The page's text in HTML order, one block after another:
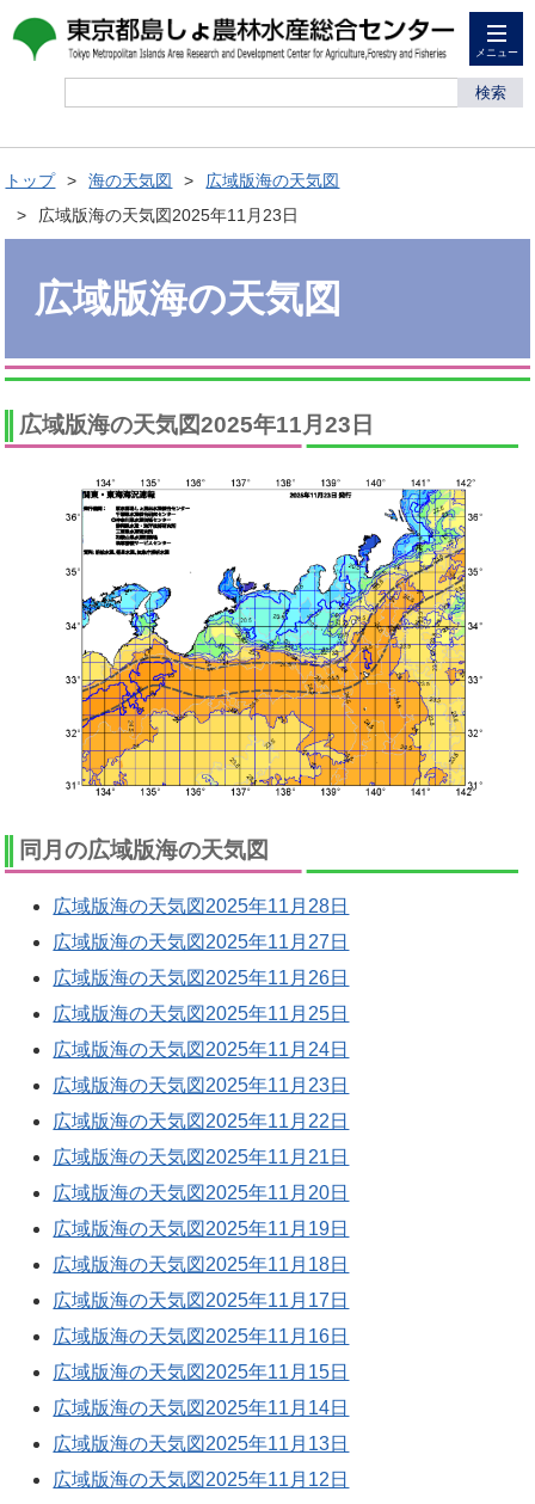
メニュー
検索
トップ 海の天気図
広域版海の天気図
広域版海の天気図2025年11月23日
広域版海の天気図
広域版海の天気図2025年11月23日
同月の広域版海の天気図
広域版海の天気図2025年11月28日
広域版海の天気図2025年11月27日
広域版海の天気図2025年11月26日
広域版海の天気図2025年11月25日
広域版海の天気図2025年11月24日
広域版海の天気図2025年11月23日
広域版海の天気図2025年11月22日
広域版海の天気図2025年11月21日
広域版海の天気図2025年11月20日
広域版海の天気図2025年11月19日
広域版海の天気図2025年11月18日
広域版海の天気図2025年11月17日
広域版海の天気図2025年11月16日
広域版海の天気図2025年11月15日
広域版海の天気図2025年11月14日
広域版海の天気図2025年11月13日
広域版海の天気図2025年11月12日